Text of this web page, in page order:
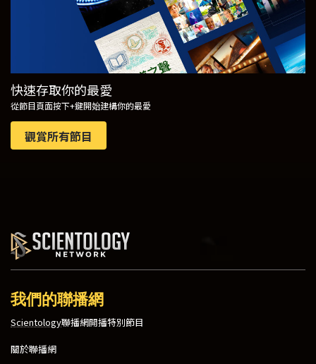
快速存取你的最愛
從節目頁面按下+鍵開始建構你的最愛
觀賞所有節目
我們的聯播網
Scientology聯播網開播特別節目
關於聯播網